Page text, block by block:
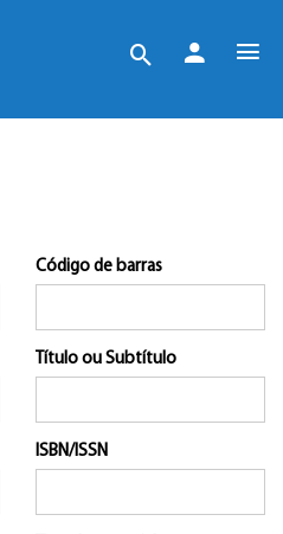
Código de barras
Título ou Subtítulo
ISBN/ISSN